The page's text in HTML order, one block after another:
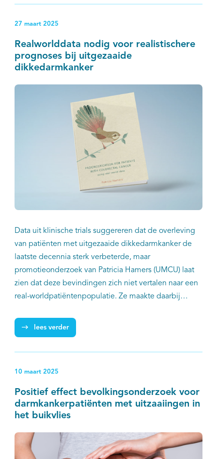
27 maart 2025
Realworlddata nodig voor realistischere
prognoses bij uitgezaaide
dikkedarmkanker
Data uit klinische trials suggereren dat de overleving
van patiënten met uitgezaaide dikkedarmkanker de
laatste decennia sterk verbeterde, maar
promotieonderzoek van Patricia Hamers (UMCU) laat
zien dat deze bevindingen zich niet vertalen naar een
real-worldpatiëntenpopulatie. Ze maakte daarbij
Palga en PLCRC. Ze pleit daarom voor het gebruik van
realworlddata (RWD) om representatieve en
kunnen schetsen.
lees verder
10 maart 2025
Positief effect bevolkingsonderzoek voor
darmkankerpatiënten met uitzaaiingen in
het buikvlies